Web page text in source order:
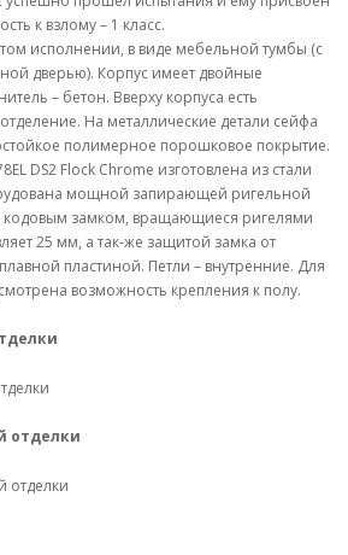
к взлому – 1 класс.
исполнении, в виде мебельной тумбы (с
дверью). Корпус имеет двойные
– бетон. Вверху корпуса есть
На металлические детали сейфа
полимерное порошковое покрытие.
DS2 Flock Chrome изготовлена из стали
мощной запирающей ригельной
кодовым замком, вращающиеся ригелями
25 мм, а так-же защитой замка от
пластиной. Петли – внутренние. Для
возможность крепления к полу.
отделки